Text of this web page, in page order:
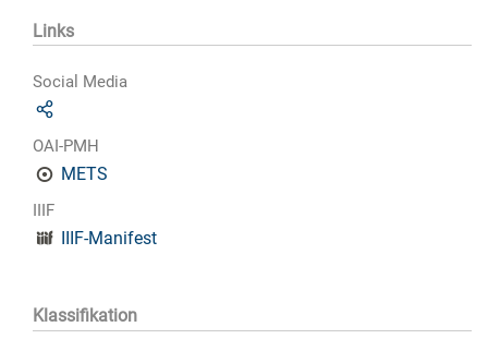
Links
Social Media
OAI-PMH
METS
IIIF
IIIF-Manifest
Klassifikation